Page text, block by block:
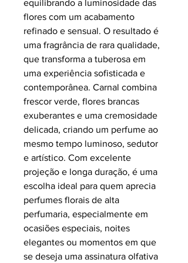
equilibrando a luminosidade das
flores com um acabamento
refinado e sensual. O resultado é
uma fragrância de rara qualidade,
que transforma a tuberosa em
uma experiência sofisticada e
contemporânea. Carnal combina
frescor verde, flores brancas
exuberantes e uma cremosidade
delicada, criando um perfume ao
mesmo tempo luminoso, sedutor
e artístico. Com excelente
projeção e longa duração, é uma
escolha ideal para quem aprecia
perfumes florais de alta
perfumaria, especialmente em
ocasiões especiais, noites
elegantes ou momentos em que
se deseja uma assinatura olfativa